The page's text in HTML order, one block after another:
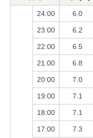
24:00 6.0
23:00 6.2
22:00 6.5
21:00 6.8
20:00 7.0
19:00 7.1
18:00 7.1
17:00 7.3